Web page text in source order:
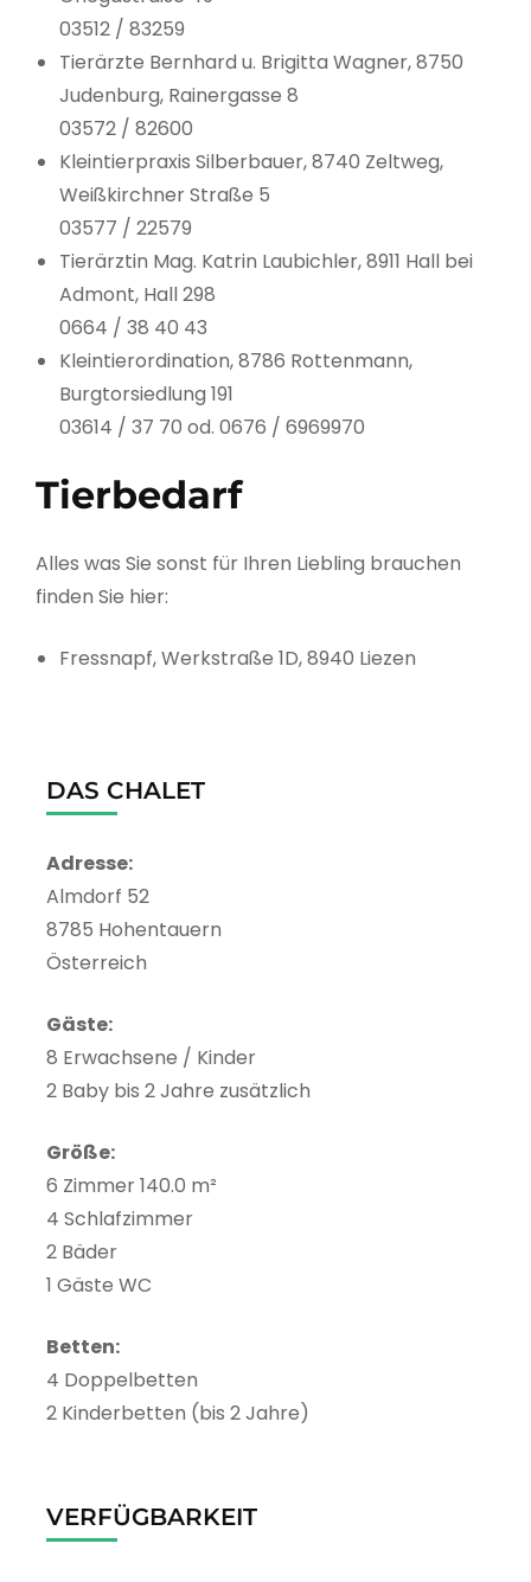
03512 / 83259
Tierärzte Bernhard u. Brigitta Wagner, 8750
Judenburg, Rainergasse 8
03572 / 82600
Kleintierpraxis Silberbauer, 8740 Zeltweg,
Weißkirchner Straße 5
03577 / 22579
Tierärztin Mag. Katrin Laubichler, 8911 Hall bei
Admont, Hall 298
0664 / 38 40 43
Kleintierordination, 8786 Rottenmann,
Burgtorsiedlung 191
03614 / 37 70 od. 0676 / 6969970
Tierbedarf
Alles was Sie sonst für Ihren Liebling brauchen
finden Sie hier:
Fressnapf, Werkstraße 1D, 8940 Liezen
DAS CHALET
Adresse:
Almdorf 52
8785 Hohentauern
Österreich
Gäste:
8 Erwachsene / Kinder
2 Baby bis 2 Jahre zusätzlich
Größe:
6 Zimmer 140.0 m²
4 Schlafzimmer
2 Bäder
1 Gäste WC
Betten:
4 Doppelbetten
2 Kinderbetten (bis 2 Jahre)
VERFÜGBARKEIT